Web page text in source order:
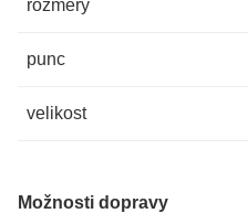
rozměry
punc
velikost
Možnosti dopravy